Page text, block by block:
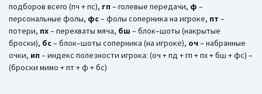
подборов всего (пч + пс), гп – голевые передачи, ф –
персональные фолы, фс– фолы соперника на игроке, пт –
потери, пх– перехваты мяча, бш – блок–шоты (накрытые
броски), бc– блок–шоты соперника (на игроке), оч – набранные
очки, ип – индекс полезности игрока: (оч + пд + гп + пх + бш + фс) –
(броски мимо + пт + ф + бс)